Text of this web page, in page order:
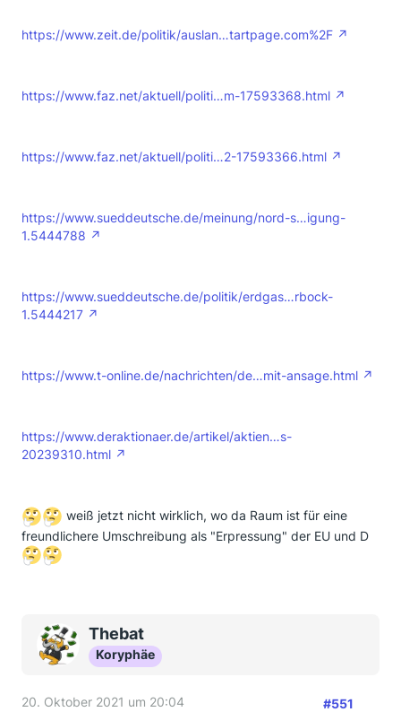
abgezwackte Gasmenge im Ukraine-Konflikt
damals)? Wer weiß. Die Frage ist jedoch, warum weiß
befreundete Geheimdienste?
https://www.zeit.de/politik/auslan…tartpage.com%2F
https://www.faz.net/aktuell/politi…m-17593368.html
https://www.faz.net/aktuell/politi…2-17593366.html
https://www.sueddeutsche.de/meinung/nord-s…igung-
1.5444788
https://www.sueddeutsche.de/politik/erdgas…rbock-
1.5444217
https://www.t-online.de/nachrichten/de…mit-ansage.html
https://www.deraktionaer.de/artikel/aktien…s-
20239310.html
weiß jetzt nicht wirklich, wo da Raum ist für eine
freundlichere Umschreibung als "Erpressung" der EU und D
Thebat
Koryphäe
20. Oktober 2021 um 20:04 #551